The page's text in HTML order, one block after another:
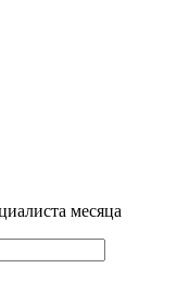
месяца